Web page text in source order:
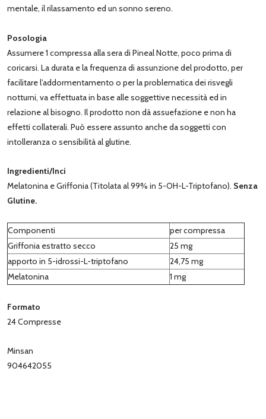
mentale, il rilassamento ed un sonno sereno.
Posologia
Assumere 1 compressa alla sera di Pineal Notte, poco prima di
coricarsi. La durata e la frequenza di assunzione del prodotto, per
facilitare l’addormentamento o per la problematica dei risvegli
notturni, va effettuata in base alle soggettive necessità ed in
relazione al bisogno. Il prodotto non dà assuefazione e non ha
effetti collaterali. Può essere assunto anche da soggetti con
intolleranza o sensibilità al glutine.
Ingredienti/Inci
Melatonina e Griffonia (Titolata al 99% in 5-OH-L-Triptofano). Senza
Glutine.
Componenti
per compressa
Griffonia estratto secco
25 mg
apporto in 5-idrossi-L-triptofano
24,75 mg
Melatonina
1 mg
Formato
24 Compresse
Minsan
904642055